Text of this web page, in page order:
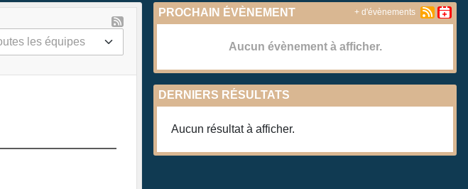
PROCHAIN ÉVÈNEMENT
Aucun évènement à afficher.
+ d'évènements
DERNIERS RÉSULTATS
Aucun résultat à afficher.